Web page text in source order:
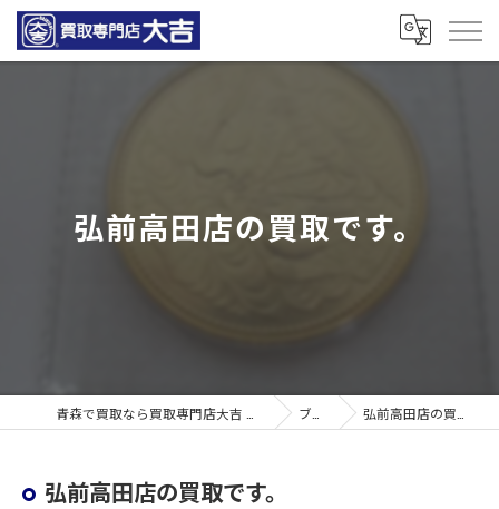
弘前高田店の買取です。
ブログ 弘前高田店の買取です。
弘前高田店の買取です。